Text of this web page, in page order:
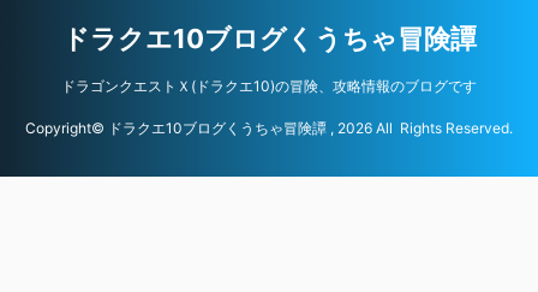
ドラクエ10ブログくうちゃ冒険譚
ドラゴンクエストＸ(ドラクエ10)の冒険、攻略情報のブログです
Copyright© ドラクエ10ブログくうちゃ冒険譚 , 2026 All Rights Reserved.